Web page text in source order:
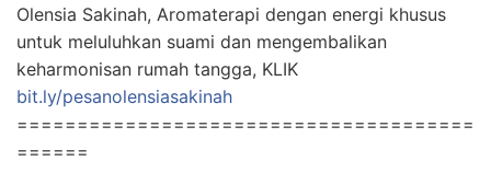
Olensia Sakinah, Aromaterapi dengan energi khusus
untuk meluluhkan suami dan mengembalikan
keharmonisan rumah tangga, KLIK
bit.ly/pesanolensiasakinah
======================================
======